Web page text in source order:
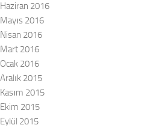
Haziran 2016
Mayıs 2016
Nisan 2016
Mart 2016
Ocak 2016
Aralık 2015
Kasım 2015
Ekim 2015
Eylül 2015